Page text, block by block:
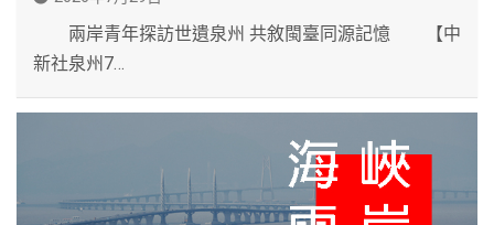
兩岸青年探訪世遺泉州 共敘閩臺同源記憶 【中
新社泉州7…